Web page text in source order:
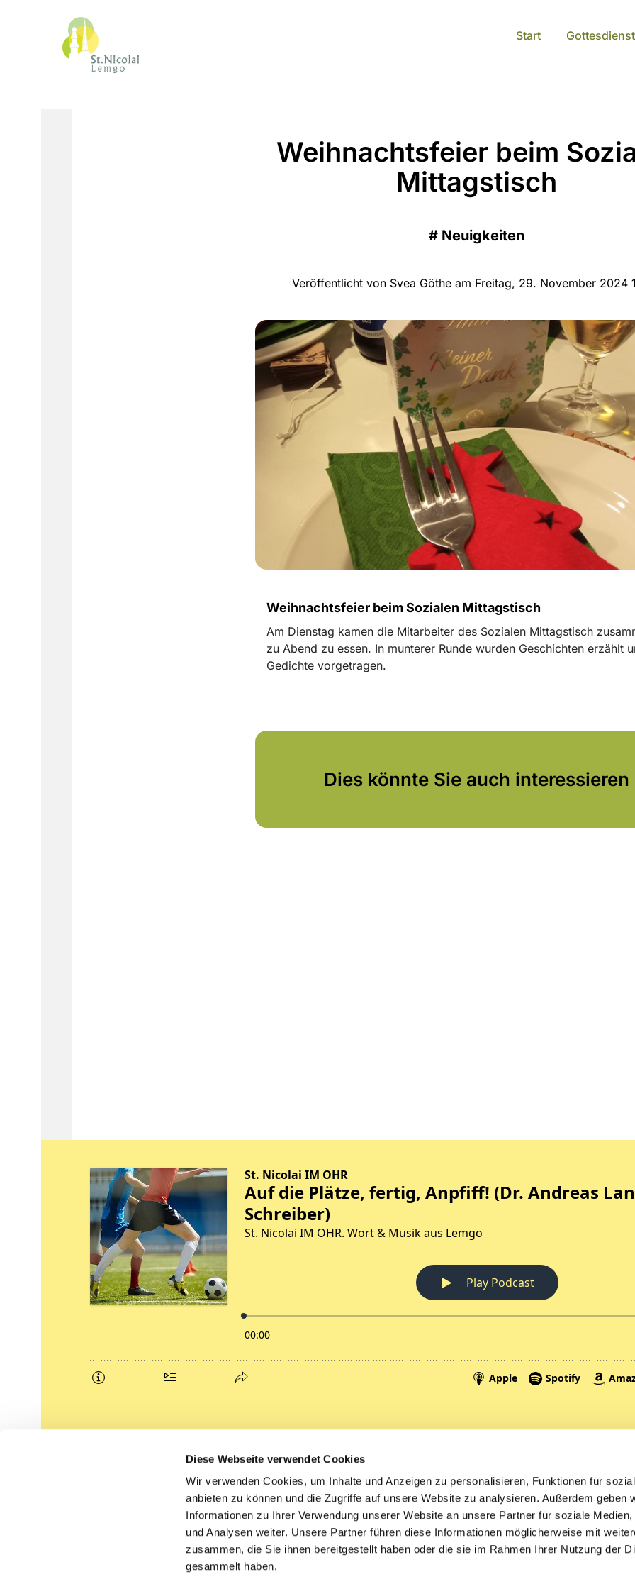
Diese Webseite verwendet Cookies
Wir verwenden Cookies, um Inhalte und Anzeigen zu personalisieren, Funktionen für
anbieten zu können und die Zugriffe auf unsere Website zu analysieren. Außerdem geben
Informationen zu Ihrer Verwendung unserer Website an unsere Partner für soziale Medien,
und Analysen weiter. Unsere Partner führen diese Informationen möglicherweise mit
zusammen, die Sie ihnen bereitgestellt haben oder die sie im Rahmen Ihrer Nutzung der
gesammelt haben.
Start Gottesdienst
Weihnachtsfeier beim
Mittagstisch
# Neuigkeiten
Veröffentlicht von Svea Göthe am Freitag, 29. November 2024
Weihnachtsfeier beim Sozialen Mittagstisch
Am Dienstag kamen die Mitarbeiter des Sozialen Mittagstisch
zu Abend zu essen. In munterer Runde wurden Geschichten erzählt
Gedichte vorgetragen.
Dies könnte Sie auch interessieren
Spenden
Tickets
Litauen